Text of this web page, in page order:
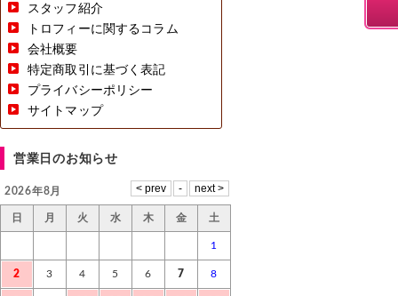
スタッフ紹介
トロフィーに関するコラム
会社概要
特定商取引に基づく表記
プライバシーポリシー
サイトマップ
営業日のお知らせ
2026年8月
日 月 火 水 木 金 土
1
2 3 4 5 6 7 8